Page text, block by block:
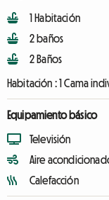
1 Habitación
2 baños
2 Baños
Habitación :1 Cama
Equipamiento básico
Televisión
Aire
Calefacción